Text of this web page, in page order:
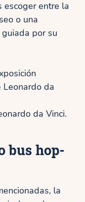
escoger entre la
o una
por su
Leonardo da
da Vinci.
bus hop-
la